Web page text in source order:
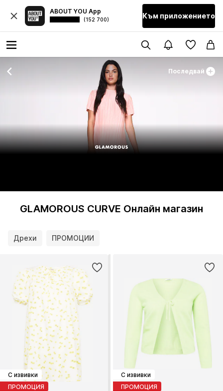
ABOUT YOU App
(152 700) Към приложението
Последвай
GLAMOROUS CURVE Онлайн магазин
Дрехи ПРОМОЦИИ
С извивки
ПРОМОЦИЯ
С извивки
ПРОМОЦИЯ